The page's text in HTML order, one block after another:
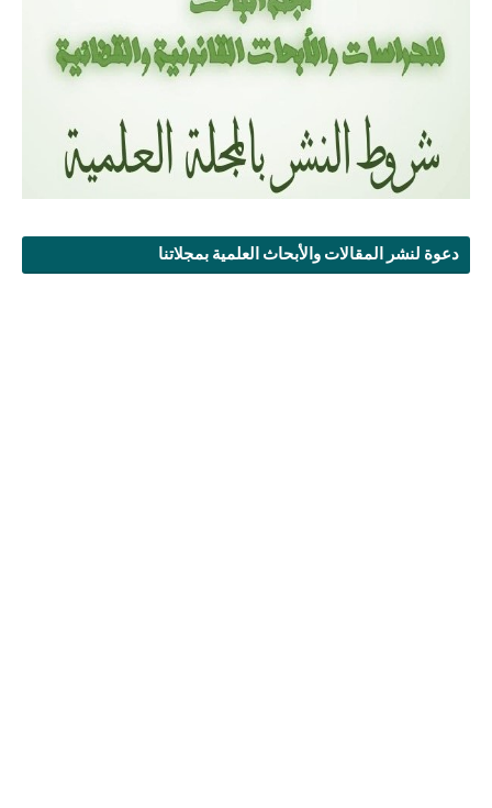
دعوة لنشر المقالات والأبحاث العلمية بمجلاتنا